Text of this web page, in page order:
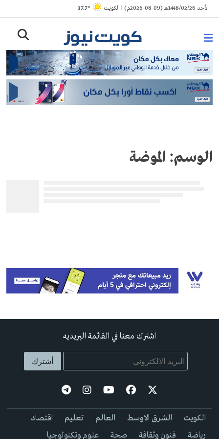
Skip
to
الأحد 1448/02/26هـ (09-08-2026م) | الكويت ° 37.7
الوسم: الموضة
اشترك معنا في القائمة البريديه
الكويت الشرق الاوسط العالم تعليم
اقتصاد
رياضة
فنون وثقافة صحة علوم وتكنولوجيا